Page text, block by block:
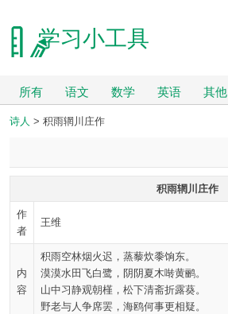
学习小工具
所有 语文 数学 英语 其他
诗人 > 积雨辋川庄作
积雨辋川庄作
作
者
王维
内
容
积雨空林烟火迟，蒸藜炊黍饷东。
漠漠水田飞白鹭，阴阴夏木啭黄鹂。
山中习静观朝槿，松下清斋折露葵。
野老与人争席罢，海鸥何事更相疑。